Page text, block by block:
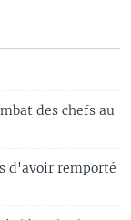
des chefs au
d'avoir remporté